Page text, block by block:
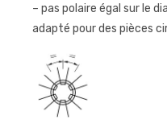
– pas polaire égal sur le
adapté pour des pièces